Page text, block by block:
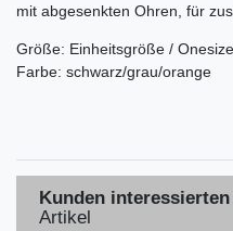
mit abgesenkten Ohren, für
Größe: Einheitsgröße /
Farbe: schwarz/grau/orange
Kunden
Artikel